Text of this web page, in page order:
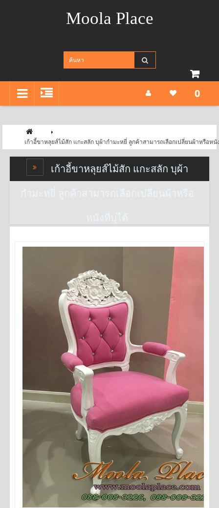
Moola Place
0
เก้าอี้ขาหลุยส์ไม้สัก แกะสลัก บุผ้ากำมะหยี่ ลูกค้าสามารถเลือกเปลี่ยนผ้าหรือห
เก้าอี้ขาหลุยส์ไม้สัก แกะสลัก บุผ้า
กำมะหยี่ ลูกค้าสามารถเลือกเปลี่ยนผ้าหรือ
หนังที่บุได้